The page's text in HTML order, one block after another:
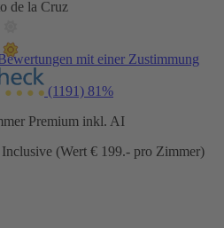
de la Cruz
mit einer Zustimmung
(1191) 81%
Premium inkl. AI
(Wert € 199.- pro Zimmer)